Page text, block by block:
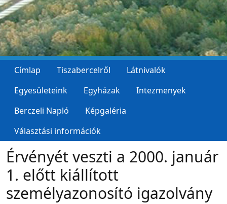
Címlap Tiszabercelről
Látnivalók
Egyesületeink
Egyházak
Intezmenyek
Berczeli Napló
Képgaléria
Választási információk
Érvényét veszti a 2000. január
1. előtt kiállított
személyazonosító igazolvány